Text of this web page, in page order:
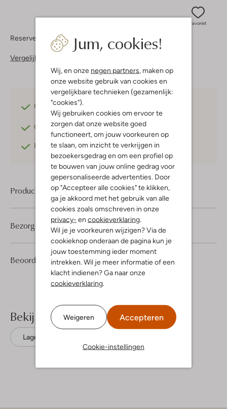
Jum, cookies!
Wij, en onze negen partners, maken op
onze website gebruik van cookies en
vergelijkbare technieken (gezamenlijk:
"cookies").
Wij gebruiken cookies om ervoor te
zorgen dat onze website goed
functioneert, om jouw voorkeuren op
te slaan, om inzicht te verkrijgen in
bezoekersgedrag en om een profiel op
te bouwen van jouw online gedrag voor
gepersonaliseerde advertenties. Door
op "Accepteer alle cookies" te klikken,
ga je akkoord met het gebruik van alle
cookies zoals omschreven in onze
privacy- en cookieverklaring.
Wil je je voorkeuren wijzigen? Via de
cookieknop onderaan de pagina kun je
jouw toestemming ieder moment
intrekken. Wil je meer informatie of een
klacht indienen? Ga naar onze
cookieverklaring.
Weigeren Accepteren
Cookie-instellingen
Favoriet
Reserveer direct in een van onze 37 boutiques
Vergelijkbare items
Gratis verzending
Gratis retournerenbinnen 30 dagen*
Betaal achterafmet Klarna
Product informatie
Beoordelingen (1) 3/5
1
3
Sterren
Bezorgen & retourneren
Bekijk meer
Lage sneakers